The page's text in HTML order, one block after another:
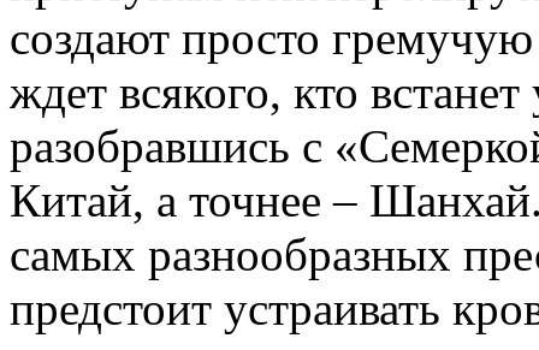
создают просто
ждет всякого, кто
разобравшись с
Китай, а точнее –
самых разнообразных
предстоит устраивать